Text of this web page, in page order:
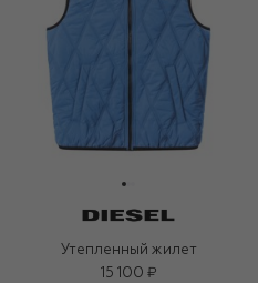
Утепленный жилет
15 100 ₽